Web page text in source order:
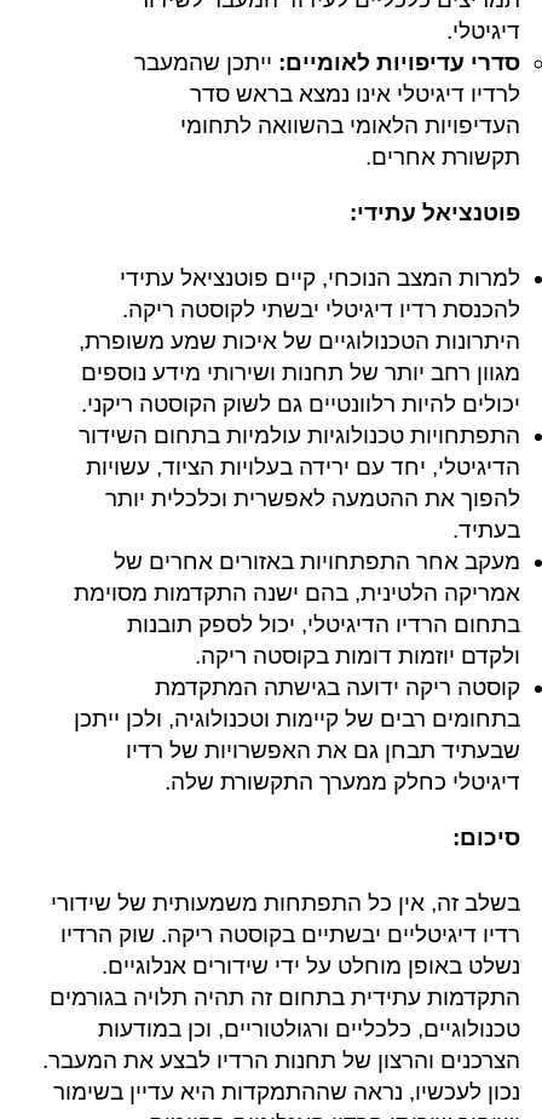
דיגיטלי.
סדרי עדיפויות לאומיים: ייתכן שהמעבר
לרדיו דיגיטלי אינו נמצא בראש סדר
העדיפויות הלאומי בהשוואה לתחומי
תקשורת אחרים.
פוטנציאל עתידי:
למרות המצב הנוכחי, קיים פוטנציאל עתידי
להכנסת רדיו דיגיטלי יבשתי לקוסטה ריקה.
היתרונות הטכנולוגיים של איכות שמע משופרת,
מגוון רחב יותר של תחנות ושירותי מידע נוספים
יכולים להיות רלוונטיים גם לשוק הקוסטה ריקני.
התפתחויות טכנולוגיות עולמיות בתחום השידור
הדיגיטלי, יחד עם ירידה בעלויות הציוד, עשויות
להפוך את ההטמעה לאפשרית וכלכלית יותר
בעתיד.
מעקב אחר התפתחויות באזורים אחרים של
אמריקה הלטינית, בהם ישנה התקדמות מסוימת
בתחום הרדיו הדיגיטלי, יכול לספק תובנות
ולקדם יוזמות דומות בקוסטה ריקה.
קוסטה ריקה ידועה בגישתה המתקדמת
בתחומים רבים של קיימות וטכנולוגיה, ולכן ייתכן
שבעתיד תבחן גם את האפשרויות של רדיו
דיגיטלי כחלק ממערך התקשורת שלה.
סיכום:
בשלב זה, אין כל התפתחות משמעותית של שידורי
רדיו דיגיטליים יבשתיים בקוסטה ריקה. שוק הרדיו
נשלט באופן מוחלט על ידי שידורים אנלוגיים.
התקדמות עתידית בתחום זה תהיה תלויה בגורמים
טכנולוגיים, כלכליים ורגולטוריים, וכן במודעות
הצרכנים והרצון של תחנות הרדיו לבצע את המעבר.
נכון לעכשיו, נראה שההתמקדות היא עדיין בשימור